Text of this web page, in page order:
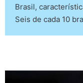
Brasil,
Seis de cada 10